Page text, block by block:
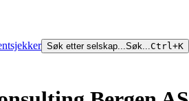
Søk etter selskap...Søk...Ctrl+K